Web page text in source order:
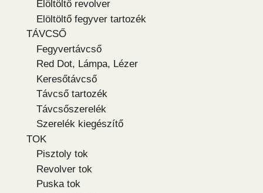
Elöltöltő revolver
Elöltöltő fegyver tartozék
TÁVCSŐ
Fegyvertávcső
Red Dot, Lámpa, Lézer
Keresőtávcső
Távcső tartozék
Távcsőszerelék
Szerelék kiegészítő
TOK
Pisztoly tok
Revolver tok
Puska tok